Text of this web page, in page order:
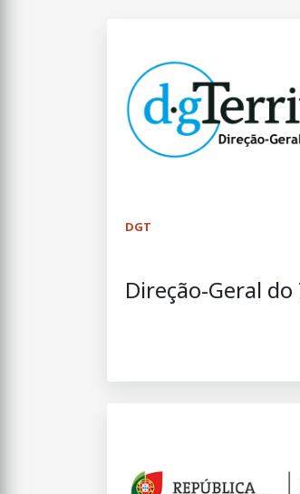
DGT
Direção-Geral